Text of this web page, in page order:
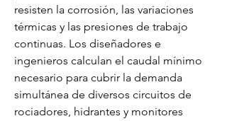
resisten la corrosión, las variaciones
térmicas y las presiones de trabajo
continuas. Los diseñadores e
ingenieros calculan el caudal mínimo
necesario para cubrir la demanda
simultánea de diversos circuitos de
rociadores, hidrantes y monitores